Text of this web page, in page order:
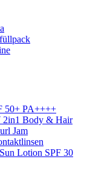
50+ PA++++
Body & Hair
Jam
Lotion SPF 30